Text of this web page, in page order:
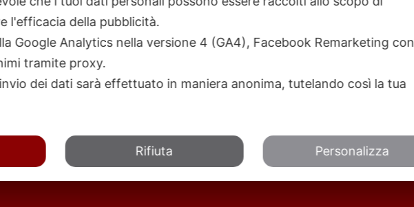
l'efficacia della pubblicità.
Google Analytics nella versione 4 (GA4), Facebook Remarketing con
tramite proxy.
dei dati sarà effettuato in maniera anonima, tutelando così la tua
Rifiuta Personalizza